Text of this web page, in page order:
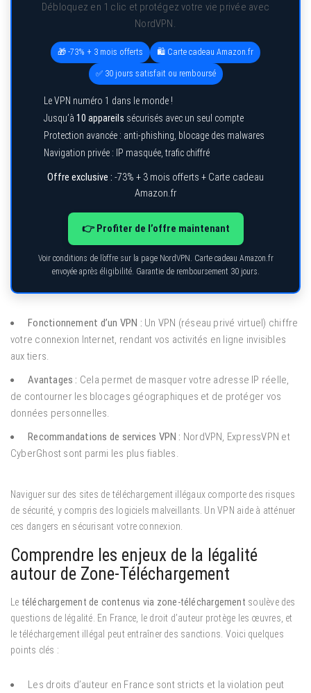
Débloquez en 1 clic et protégez votre vie privée avec
NordVPN.
🎁 -73% + 3 mois offerts 🛍️ Carte cadeau Amazon.fr
✅ 30 jours satisfait ou remboursé
Le VPN numéro 1 dans le monde !
Jusqu’à 10 appareils sécurisés avec un seul compte
Protection avancée : anti-phishing, blocage des malwares
Navigation privée : IP masquée, trafic chiffré
Offre exclusive : -73% + 3 mois offerts + Carte cadeau
Amazon.fr
👉 Profiter de l’offre maintenant
Voir conditions de l’offre sur la page NordVPN. Carte cadeau Amazon.fr
envoyée après éligibilité. Garantie de remboursement 30 jours.
Fonctionnement d’un VPN : Un VPN (réseau privé virtuel) chiffre
votre connexion Internet, rendant vos activités en ligne invisibles
aux tiers.
Avantages : Cela permet de masquer votre adresse IP réelle,
de contourner les blocages géographiques et de protéger vos
données personnelles.
Recommandations de services VPN : NordVPN, ExpressVPN et
CyberGhost sont parmi les plus fiables.
Naviguer sur des sites de téléchargement illégaux comporte des risques
de sécurité, y compris des logiciels malveillants. Un VPN aide à atténuer
ces dangers en sécurisant votre connexion.
Comprendre les enjeux de la légalité
autour de Zone-Téléchargement
Le téléchargement de contenus via zone-téléchargement soulève des
questions de légalité. En France, le droit d’auteur protège les œuvres, et
le téléchargement illégal peut entraîner des sanctions. Voici quelques
points clés :
Les droits d’auteur en France sont stricts et la violation peut